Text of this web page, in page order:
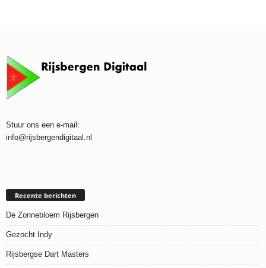
Stuur ons een e-mail:
info@rijsbergendigitaal.nl
Recente berichten
De Zonnebloem Rijsbergen
Gezocht Indy
Rijsbergse Dart Masters